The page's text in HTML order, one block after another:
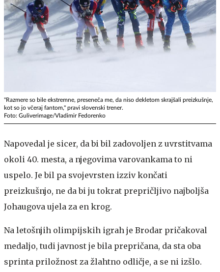
"Razmere so bile ekstremne, preseneča me, da niso dekletom skrajšali preizkušnje,
kot so jo včeraj fantom," pravi slovenski trener.
Foto: Guliverimage/Vladimir Fedorenko
Napovedal je sicer, da bi bil zadovoljen z uvrstitvama
okoli 40. mesta, a njegovima varovankama to ni
uspelo. Je bil pa svojevrsten izziv končati
preizkušnjo, ne da bi ju tokrat prepričljivo najboljša
Johaugova ujela za en krog.
Na letošnjih olimpijskih igrah je Brodar pričakoval
medaljo, tudi javnost je bila prepričana, da sta oba
sprinta priložnost za žlahtno odličje, a se ni izšlo.